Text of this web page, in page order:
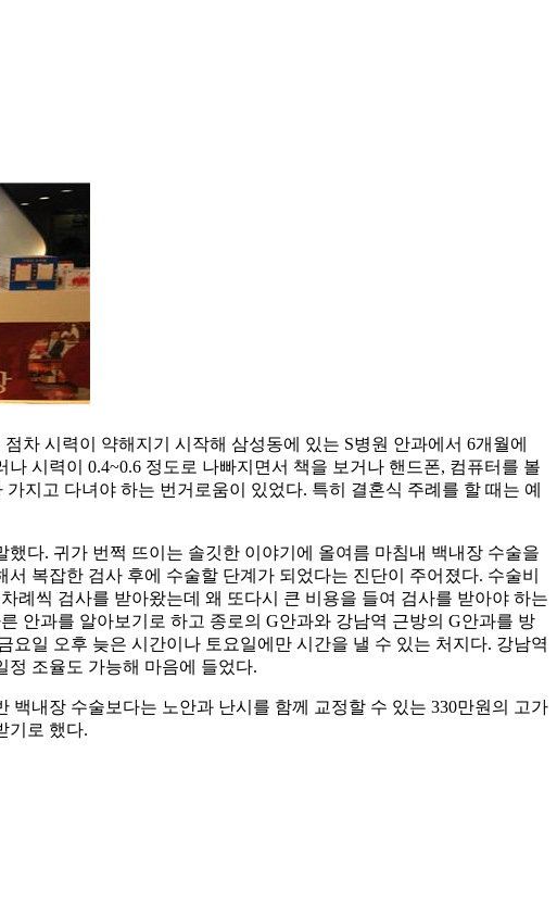
차 시력이 약해지기 시작해 삼성동에 있는 S병원 안과에서 6개월에
시력이 0.4~0.6 정도로 나빠지면서 책을 보거나 핸드폰, 컴퓨터를 볼
지고 다녀야 하는 번거로움이 있었다. 특히 결혼식 주례를 할 때는 예
다. 귀가 번쩍 뜨이는 솔깃한 이야기에 올여름 마침내 백내장 수술을
복잡한 검사 후에 수술할 단계가 되었다는 진단이 주어졌다. 수술비
례씩 검사를 받아왔는데 왜 또다시 큰 비용을 들여 검사를 받아야 하는
안과를 알아보기로 하고 종로의 G안과와 강남역 근방의 G안과를 방
일 오후 늦은 시간이나 토요일에만 시간을 낼 수 있는 처지다. 강남역
정 조율도 가능해 마음에 들었다.
내장 수술보다는 노안과 난시를 함께 교정할 수 있는 330만원의 고가
기로 했다.